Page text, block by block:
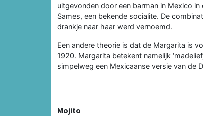
uitgevonden door een barman in Mexico
Sames, een bekende socialite. De
drankje naar haar werd vernoemd.
Een andere theorie is dat de Margarita is
1920. Margarita betekent namelijk
simpelweg een Mexicaanse versie van de
Mojito